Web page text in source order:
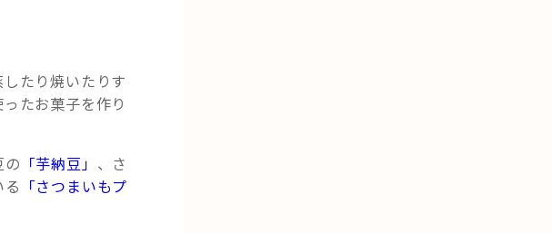
たり焼いたりす
たお菓子を作り
の 「芋納豆」 、さ
「さつまいもプ